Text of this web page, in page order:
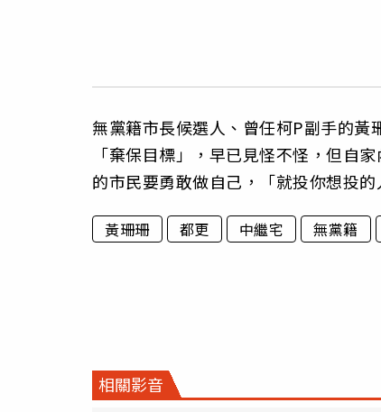
無黨籍市長候選人、曾任柯P副手的黃
「棄保目標」，早已見怪不怪，但自
的市民要勇敢做自己，「就投你想投
黃珊珊 都更 中繼宅 無黨籍
相關影音